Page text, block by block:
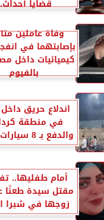
قضايا
وفاة عاملين
بإصابتهما في
كيميائيات داخل
بالفيوم
اندلاع حريق
في منطقة
والدفع بـ 8 سيارات إطفاء
أمام طفليها..
مقتل سيدة طعنًا
زوجها في شبرا